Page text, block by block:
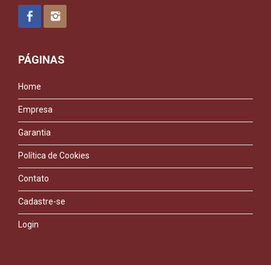
PÁGINAS
Home
Empresa
Garantia
Política de Cookies
Contato
Cadastre-se
Login